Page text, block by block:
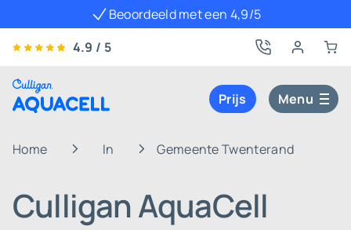
Beoordeeld met een 4,9/5
4.9 / 5
Prijs Menu
Home In Gemeente Twenterand
Culligan AquaCell